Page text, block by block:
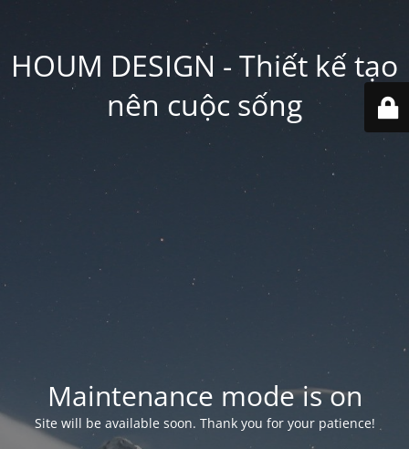
HOUM DESIGN - Thiết kế tạo
nên cuộc sống
Maintenance mode is on
Site will be available soon. Thank you for your patience!